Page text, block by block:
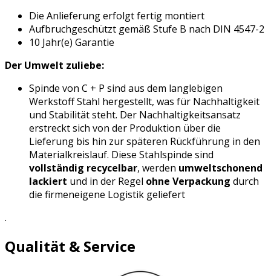
Die Anlieferung erfolgt fertig montiert
Aufbruchgeschützt gemäß Stufe B nach DIN 4547-2
10 Jahr(e) Garantie
Der Umwelt zuliebe:
Spinde von C + P sind aus dem langlebigen
Werkstoff Stahl hergestellt, was für Nachhaltigkeit
und Stabilität steht. Der Nachhaltigkeitsansatz
erstreckt sich von der Produktion über die
Lieferung bis hin zur späteren Rückführung in den
Materialkreislauf. Diese Stahlspinde sind
vollständig recycelbar, werden umweltschonend
lackiert und in der Regel ohne Verpackung durch
die firmeneigene Logistik geliefert
.
Qualität & Service